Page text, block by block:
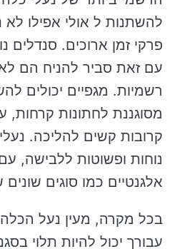
להשתנות ל אולי אפילו
פרקי זמן ארוכים. סנדלים
עם זאת סביר להניח הם
רשמיות. מגפיים יכולים
מסוגננת לחתונות
קרובות קשים להליכה.
נוחות ופשוטות ללבישה,
אלגנטיים כמו סוגים
בכל מקרה, מעין נעל
עבורך יכול להיות תלוי